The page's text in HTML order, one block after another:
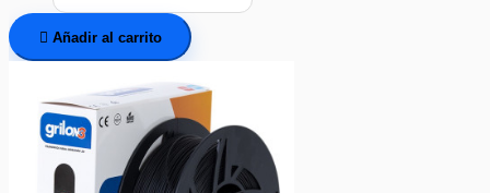
 Añadir al carrito